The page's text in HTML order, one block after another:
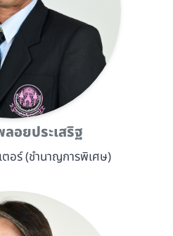
อยประเสริฐ
อร์ (ชำนาญการพิเศษ)